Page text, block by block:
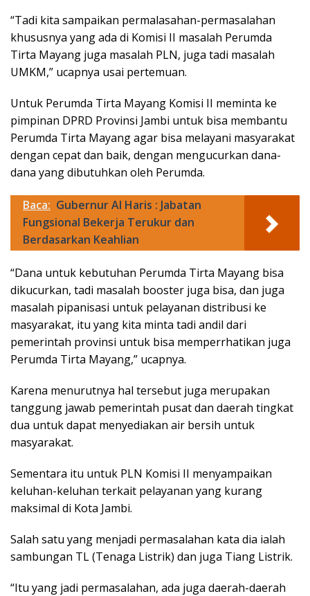
“Tadi kita sampaikan permalasahan-permasalahan
khususnya yang ada di Komisi II masalah Perumda
Tirta Mayang juga masalah PLN, juga tadi masalah
UMKM,” ucapnya usai pertemuan.
Untuk Perumda Tirta Mayang Komisi II meminta ke
pimpinan DPRD Provinsi Jambi untuk bisa membantu
Perumda Tirta Mayang agar bisa melayani masyarakat
dengan cepat dan baik, dengan mengucurkan dana-
dana yang dibutuhkan oleh Perumda.
Baca: Gubernur Al Haris : Jabatan
Fungsional Bekerja Terukur dan
Berdasarkan Keahlian
“Dana untuk kebutuhan Perumda Tirta Mayang bisa
dikucurkan, tadi masalah booster juga bisa, dan juga
masalah pipanisasi untuk pelayanan distribusi ke
masyarakat, itu yang kita minta tadi andil dari
pemerintah provinsi untuk bisa memperrhatikan juga
Perumda Tirta Mayang,” ucapnya.
Karena menurutnya hal tersebut juga merupakan
tanggung jawab pemerintah pusat dan daerah tingkat
dua untuk dapat menyediakan air bersih untuk
masyarakat.
Sementara itu untuk PLN Komisi II menyampaikan
keluhan-keluhan terkait pelayanan yang kurang
maksimal di Kota Jambi.
Salah satu yang menjadi permasalahan kata dia ialah
sambungan TL (Tenaga Listrik) dan juga Tiang Listrik.
“Itu yang jadi permasalahan, ada juga daerah-daerah